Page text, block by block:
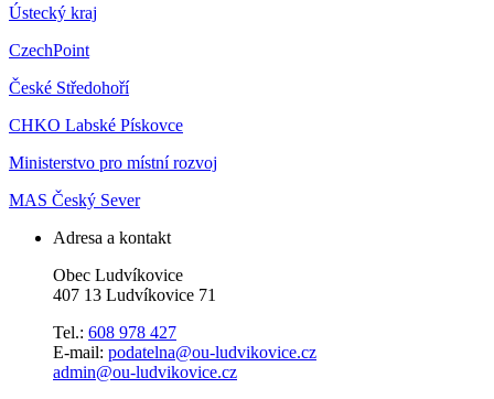
Ústecký kraj
CzechPoint
České Středohoří
CHKO Labské Pískovce
Ministerstvo pro místní rozvoj
MAS Český Sever
Adresa a kontakt
Obec Ludvíkovice
407 13 Ludvíkovice 71
Tel.: 608 978 427
E-mail: podatelna@ou-ludvikovice.cz
admin@ou-ludvikovice.cz